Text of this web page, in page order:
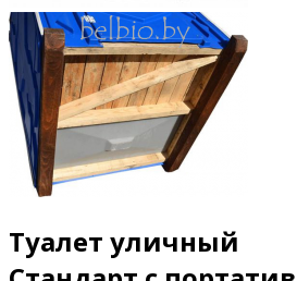
Туалет уличный